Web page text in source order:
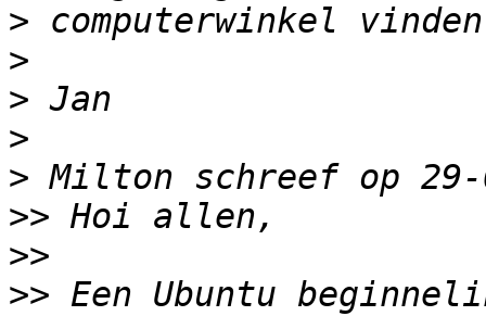
>
>
>
>
>
>>
>>
>> Een Ubuntu